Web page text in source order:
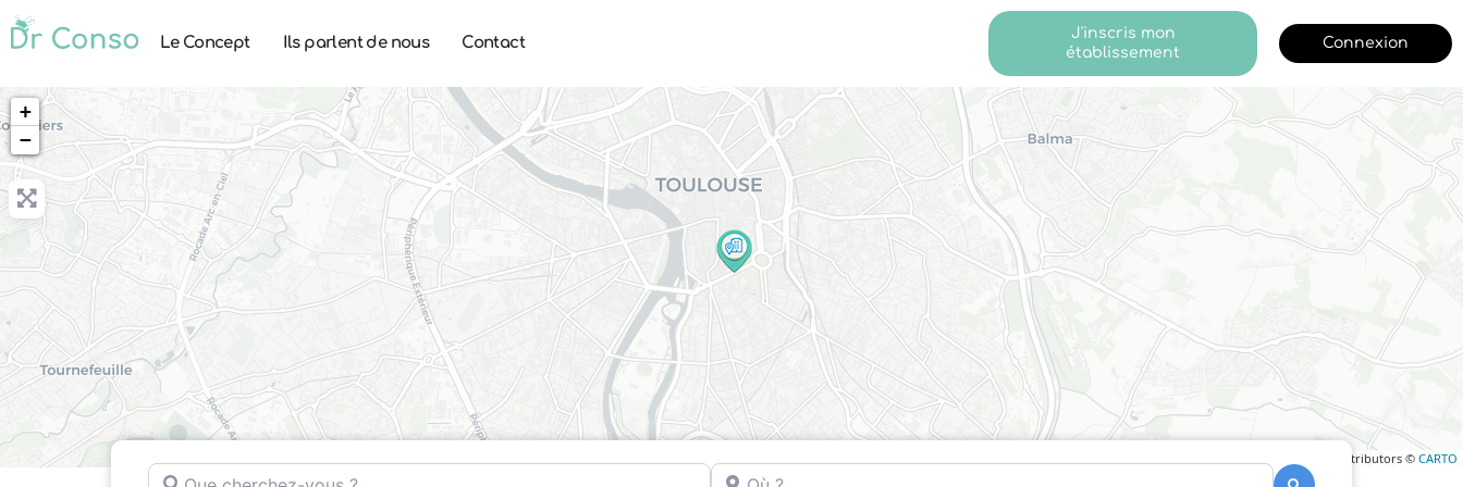
Le Concept Ils parlent de nous Contact
J'inscris mon
établissement
Connexion
+
−
contributors © CARTO
Que cherchez-vous ? Où ?